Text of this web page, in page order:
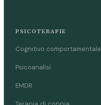
PSICOTERAPIE
Cognitivo comportamentale
Psicoanalisi
EMDR